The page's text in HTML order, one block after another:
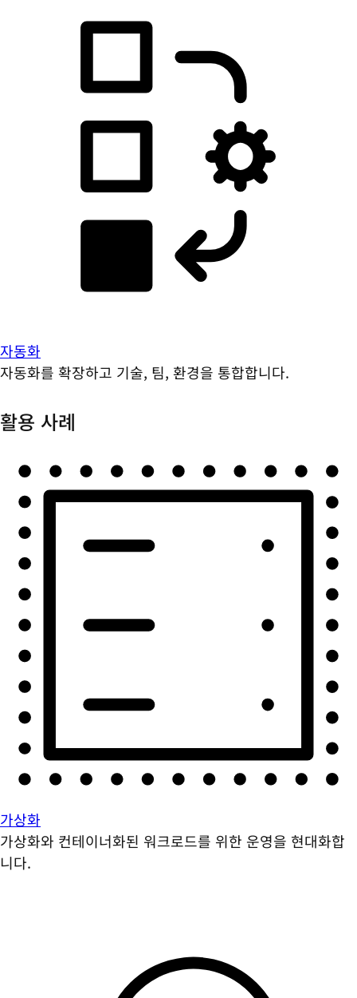
자동화
자동화를 확장하고 기술, 팀, 환경을 통합합니다.
활용 사례
가상화
가상화와 컨테이너화된 워크로드를 위한 운영을 현대화합
니다.